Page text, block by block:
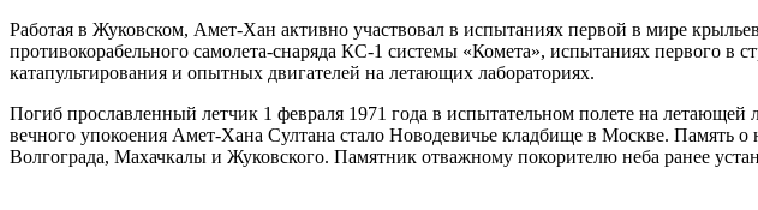
Работая в Жуковском, Амет-Хан активно участвовал в испытаниях первой в мире
противокорабельного самолета-снаряда КС-1 системы «Комета», испытаниях первого
катапультирования и опытных двигателей на летающих лабораториях.
Погиб прославленный летчик 1 февраля 1971 года в испытательном полете на
вечного упокоения Амет-Хана Султана стало Новодевичье кладбище в Москве. Память
Волгограда, Махачкалы и Жуковского. Памятник отважному покорителю неба ранее